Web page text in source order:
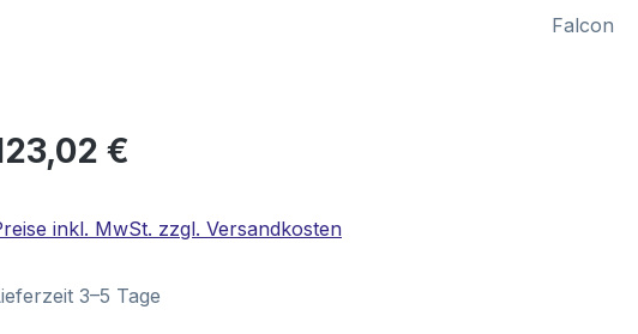
Falcon
Preis:
€
inkl. MwSt. zzgl. Versandkosten
3–5 Tage